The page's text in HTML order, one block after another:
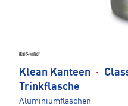
Klean Kanteen ·
Trinkflasche
Aluminiumflaschen